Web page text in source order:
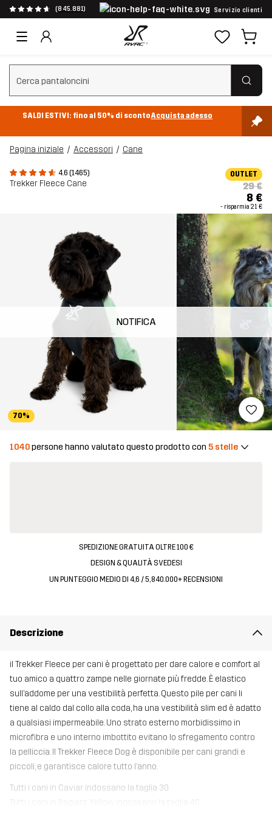
(845.881) Servizio clienti
Cancella ricerca
SALDI ESTIVI: fino al 50% di scontoAcquista adesso
Pagina iniziale Accessori Cane
4.6 (1465)
Trekker Fleece Cane
OUTLET
29 €
8 €
- risparmia 21 €
NOTIFICA
70%
1040persone hanno valutato questo prodotto con 5 stelle
SPEDIZIONE GRATUITA OLTRE 100 €
DESIGN & QUALITÀ SVEDESI
UN PUNTEGGIO MEDIO DI 4,6 / 5, 840.000+ RECENSIONI
Descrizione
il Trekker Fleece per cani è progettato per dare calore e comfort al
tuo amico a quattro zampe nelle giornate più fredde. È elastico
sull’addome per una vestibilità perfetta. Questo pile per cani li
tiene al caldo dal collo alla coda, ha una vestibilità slim ed è adatto
a qualsiasi impermeabile. Uno strato esterno morbidissimo in
microfibra e uno interno imbottito evitano lo sfregamento contro
la pelliccia. Il Trekker Fleece Dog è disponibile per cani grandi e
piccoli, e garantisce calore tutto l’anno.
Tutti i cani in Caviar indossano la taglia 30
Tutti i cani in Radiant Yellow indossano la taglia 40